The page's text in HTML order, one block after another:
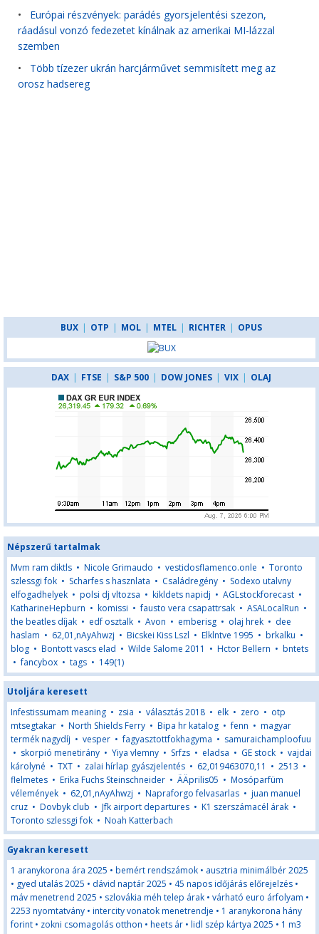
• Európai részvények: parádés gyorsjelentési szezon,
ráadásul vonzó fedezetet kínálnak az amerikai MI-lázzal
szemben
• Több tízezer ukrán harcjárművet semmisített meg az
orosz hadsereg
BUX | OTP | MOL | MTEL | RICHTER | OPUS
DAX | FTSE | S&P 500 | DOW JONES | VIX | OLAJ
Népszerű tartalmak
Mvm ram diktls • Nicole Grimaudo • vestidosflamenco.onle • Toronto
szlessgi fok • Scharfes s hasznlata • Családregény • Sodexo utalvny
elfogadhelyek • polsi dj vltozsa • kikldets napidj • AGLstockforecast •
KatharineHepburn • komissi •fausto vera csapattrsak • ASALocalRun •
the beatles díjak • edf osztalk • Avon • emberisg • olaj hrek • dee
haslam • 62,01,nAyAhwzj • Bicskei Kiss Lszl • Elklntve 1995 • brkalku •
blog • Bontott vascs elad • Wilde Salome 2011 • Hctor Bellern • bntets
•fancybox • tags • 149(1)
Utoljára keresett
Infestissumam meaning • zsia • választás 2018 • elk • zero • otp
mtsegtakar • North Shields Ferry • Bipa hr katalog •fenn • magyar
termék nagydíj • vesper •fagyasztottfokhagyma • samuraichamploofuu
• skorpió menetirány • Yiya vlemny • Srfzs • eladsa • GE stock • vajdai
károlyné • TXT • zalai hírlap gyászjelentés • 62,019463070,11 • 2513 •
flelmetes • Erika Fuchs Steinschneider • ÄÄprilis05 • Mosóparfüm
vélemények • 62,01,nAyAhwzj • Napraforgo felvasarlas • juan manuel
cruz • Dovbyk club • Jfk airport departures • K1 szerszámacél árak •
Toronto szlessgi fok • Noah Katterbach
Gyakran keresett
1 aranykorona ára 2025 • bemért rendszámok • ausztria minimálbér 2025
• gyed utalás 2025 • dávid naptár 2025 • 45 napos időjárás előrejelzés •
máv menetrend 2025 • szlovákia méh telep árak • várható euro árfolyam •
2253 nyomtatvány • intercity vonatok menetrendje • 1 aranykorona hány
forint • zokni csomagolás otthon • heets ár • lidl szép kártya 2025 • 1 m3